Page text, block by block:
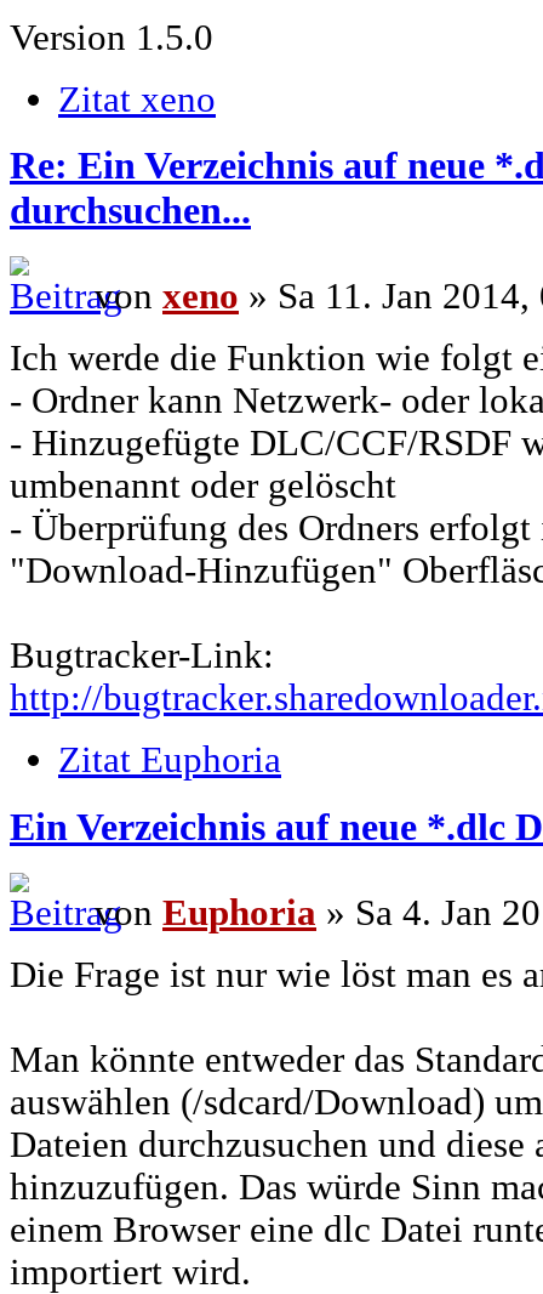
Version 1.5.0
Zitat xeno
Re: Ein Verzeichnis auf neue
durchsuchen...
von xeno » Sa 11. Jan
Ich werde die Funktion wie folgt
- Ordner kann Netzwerk- oder
- Hinzugefügte DLC/CCF/RSDF
umbenannt oder gelöscht
- Überprüfung des Ordners
"Download-Hinzufügen"
Bugtracker-Link:
http://
Zitat Euphoria
Ein Verzeichnis auf neue *.dlc
von Euphoria » Sa 4. Jan
Die Frage ist nur wie löst man es
Man könnte entweder das
auswählen (/sdcard/Download)
Dateien durchzusuchen und diese
hinzuzufügen. Das würde Sinn
einem Browser eine dlc Datei
importiert wird.